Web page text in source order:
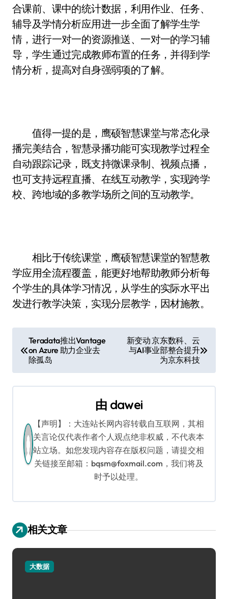
合课前、课中的统计数据，利用作业、任务、
辅导及学情分析应用进一步全面了解学生学
情，进行一对一的资源推送、一对一的学习辅
导，学生通过完成教师布置的任务，并得到学
情分析，提高对自身强弱项的了解。
值得一提的是，鹰硕智慧课堂与常态化录
播完美结合，智慧录播功能可实现教学过程全
自动跟踪记录，既支持微课录制、视频点播，
也可支持远程直播、在线互动教学，实现跨学
校、跨地域的多教学场所之间的互动教学。
相比于传统课堂，鹰硕智慧课堂的智慧教
学应用全流程覆盖，能更好地帮助教师分析每
个学生的具体学习情况，从学生的实际水平出
发进行教学决策，实现分层教学，因材施教。
章
导
Teradata推出Vantage
on Azure 助力企业去
除孤岛
新变动 京东数科、云
与AI事业部整合提升
为京东科技
由 dawei
【声明】：大连站长网内容转载自互联网，其相
关言论仅代表作者个人观点绝非权威，不代表本
站立场。如您发现内容存在版权问题，请提交相
关链接至邮箱：bqsm@foxmail.com，我们将及
时予以处理。
相关文章
大数据